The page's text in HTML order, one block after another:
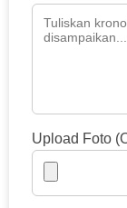
Upload Foto